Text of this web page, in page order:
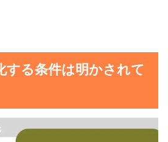
する条件は明かされて